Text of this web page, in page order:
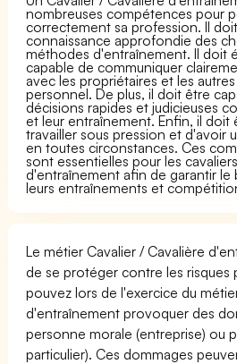
nombreuses compétences pour
correctement sa profession. Il
connaissance approfondie des
méthodes d'entraînement. Il doit
capable de communiquer
avec les propriétaires et les
personnel. De plus, il doit être
décisions rapides et judicieuses
et leur entraînement. Enfin, il doit
travailler sous pression et d'avoir
en toutes circonstances. Ces
sont essentielles pour les
d'entraînement afin de garantir
leurs entraînements et
Le métier Cavalier / Cavalière
de se protéger contre les risques
pouvez lors de l'exercice du
d'entraînement provoquer des
personne morale (entreprise) ou
particulier). Ces dommages